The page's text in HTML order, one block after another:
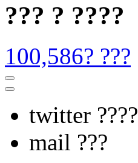
??? ? ????
100,586? ???
twitter ????
mail ???